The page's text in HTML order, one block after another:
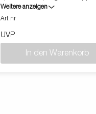
einem normalen
frischem Wasser erleichtert.
Weitere anzeigen
Art nr
UVP
In den Warenkorb